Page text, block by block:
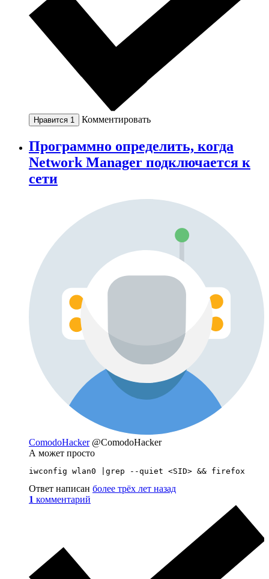
Нравится 1 Комментировать
Программно определить, когда
Network Manager подключается к
сети
ComodoHacker @ComodoHacker
А может просто
iwconfig wlan0 |grep --quiet <SID> && firefox
Ответ написан более трёх лет назад
1 комментарий